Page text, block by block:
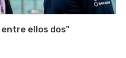
ellos dos"